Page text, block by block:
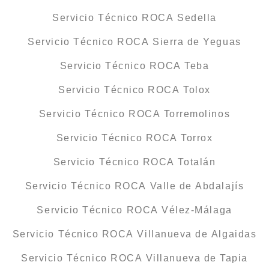
Servicio Técnico ROCA Sedella
Servicio Técnico ROCA Sierra de Yeguas
Servicio Técnico ROCA Teba
Servicio Técnico ROCA Tolox
Servicio Técnico ROCA Torremolinos
Servicio Técnico ROCA Torrox
Servicio Técnico ROCA Totalán
Servicio Técnico ROCA Valle de Abdalajís
Servicio Técnico ROCA Vélez-Málaga
Servicio Técnico ROCA Villanueva de Algaidas
Servicio Técnico ROCA Villanueva de Tapia